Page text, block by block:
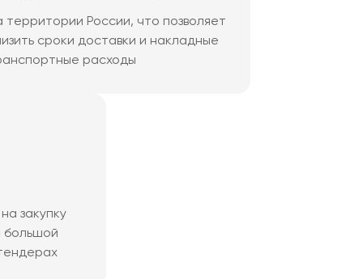
территории России, что позволяет
сроки доставки и накладные
расходы
закупку
большой